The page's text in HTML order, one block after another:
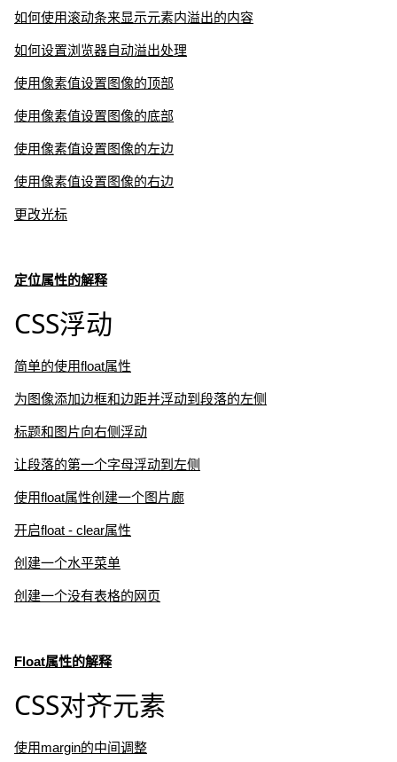
如何使用滚动条来显示元素内溢出的内容
如何设置浏览器自动溢出处理
使用像素值设置图像的顶部
使用像素值设置图像的底部
使用像素值设置图像的左边
使用像素值设置图像的右边
更改光标
定位属性的解释
CSS浮动
简单的使用float属性
为图像添加边框和边距并浮动到段落的左侧
标题和图片向右侧浮动
让段落的第一个字母浮动到左侧
使用float属性创建一个图片廊
开启float - clear属性
创建一个水平菜单
创建一个没有表格的网页
Float属性的解释
CSS对齐元素
使用margin的中间调整